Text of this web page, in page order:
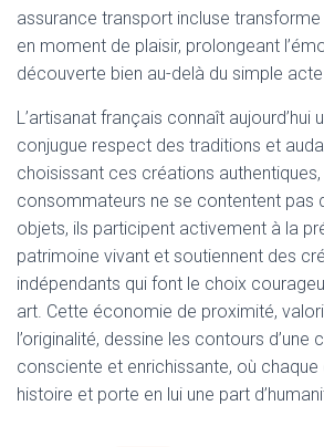
assurance transport incluse
en moment de plaisir, prolongeant
découverte bien au-delà du simple acte
L’artisanat français connaît aujourd’hui
conjugue respect des traditions et
choisissant ces créations authentiques,
consommateurs ne se contentent pas
objets, ils participent activement à la
patrimoine vivant et soutiennent des
indépendants qui font le choix
art. Cette économie de proximité,
l’originalité, dessine les contours
consciente et enrichissante, où
histoire et porte en lui une part